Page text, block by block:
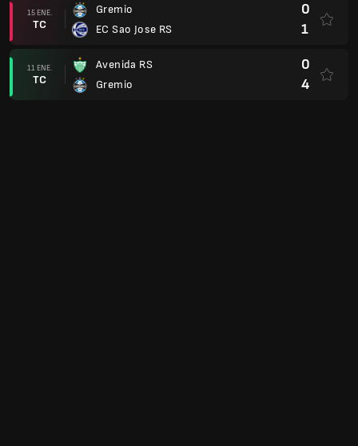
15 ENE.
TC
Gremio
EC Sao Jose RS
0
1
11 ENE.
TC
Avenida RS
Gremio
0
4